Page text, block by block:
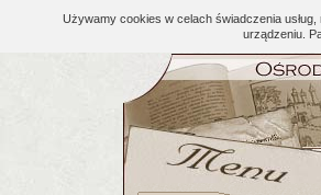
Używamy cookies w celach świadczenia
urządzeniu.